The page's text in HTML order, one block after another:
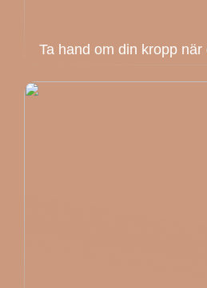
Ta hand om din kropp när